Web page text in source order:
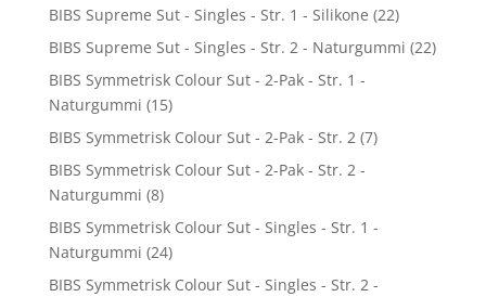
BIBS Supreme Sut - Singles - Str. 1 - Silikone (22)
BIBS Supreme Sut - Singles - Str. 2 - Naturgummi (22)
BIBS Symmetrisk Colour Sut - 2-Pak - Str. 1 -
Naturgummi (15)
BIBS Symmetrisk Colour Sut - 2-Pak - Str. 2 (7)
BIBS Symmetrisk Colour Sut - 2-Pak - Str. 2 -
Naturgummi (8)
BIBS Symmetrisk Colour Sut - Singles - Str. 1 -
Naturgummi (24)
BIBS Symmetrisk Colour Sut - Singles - Str. 2 -